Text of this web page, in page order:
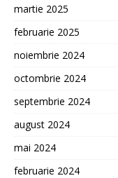
martie 2025
februarie 2025
noiembrie 2024
octombrie 2024
septembrie 2024
august 2024
mai 2024
februarie 2024